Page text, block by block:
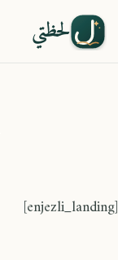
لحظتي
[enjezli_landing]